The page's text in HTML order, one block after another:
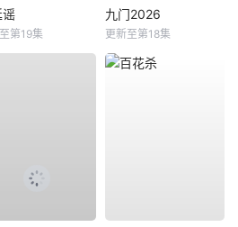
谣
第19集
九门2026
更新至第18集